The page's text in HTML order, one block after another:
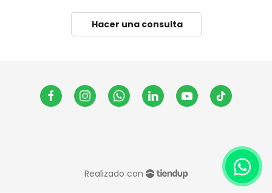
Hacer una consulta
Realizado con